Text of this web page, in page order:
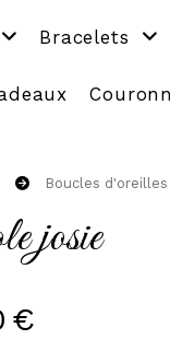
Bracelets
Boucles d'oreilles
josie
€